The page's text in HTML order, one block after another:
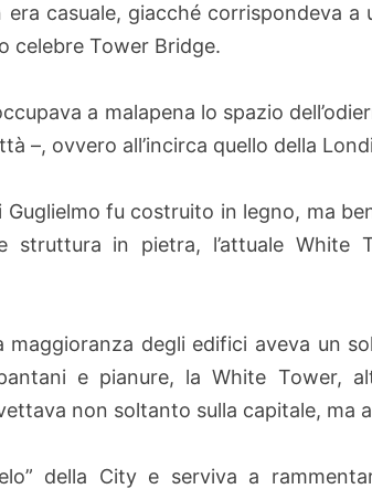
casuale, giacché corrispondeva
celebre Tower Bridge.
a malapena lo spazio
–, ovvero all’incirca quello della
Guglielmo fu costruito in legno, ma
struttura in pietra, l’attuale White
degli edifici aveva un
pantani e pianure, la White Tower,
non soltanto sulla capitale, ma
della City e serviva a